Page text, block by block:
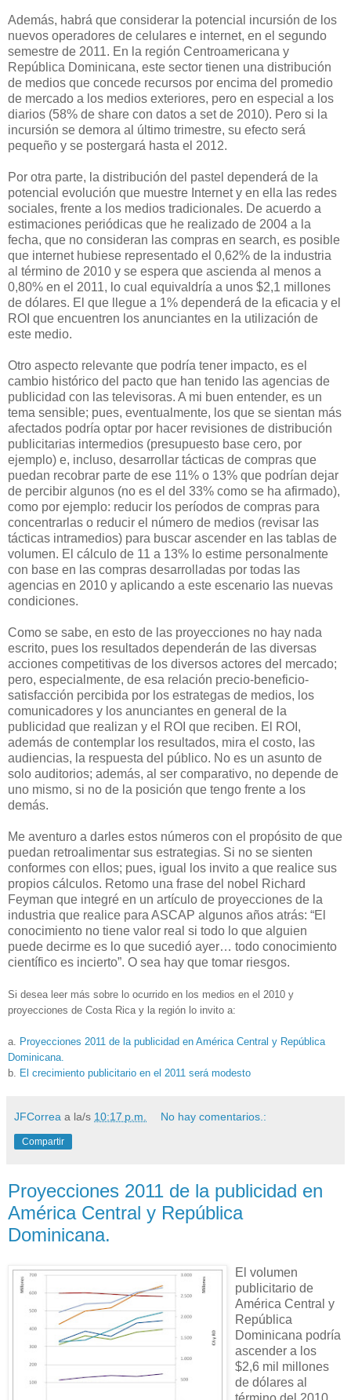
Además, habrá que considerar la potencial incursión de los
nuevos operadores de celulares e internet, en el segundo
semestre de 2011. En la región Centroamericana y
República Dominicana, este sector tienen una distribución
de medios que concede recursos por encima del promedio
de mercado a los medios exteriores, pero en especial a los
diarios (58% de share con datos a set de 2010). Pero si la
incursión se demora al último trimestre, su efecto será
pequeño y se postergará hasta el 2012.
Por otra parte, la distribución del pastel dependerá de la
potencial evolución que muestre Internet y en ella las redes
sociales, frente a los medios tradicionales. De acuerdo a
estimaciones periódicas que he realizado de 2004 a la
fecha, que no consideran las compras en search, es posible
que internet hubiese representado el 0,62% de la industria
al término de 2010 y se espera que ascienda al menos a
0,80% en el 2011, lo cual equivaldría a unos $2,1 millones
de dólares. El que llegue a 1% dependerá de la eficacia y el
ROI que encuentren los anunciantes en la utilización de
este medio.
Otro aspecto relevante que podría tener impacto, es el
cambio histórico del pacto que han tenido las agencias de
publicidad con las televisoras. A mi buen entender, es un
tema sensible; pues, eventualmente, los que se sientan más
afectados podría optar por hacer revisiones de distribución
publicitarias intermedios (presupuesto base cero, por
ejemplo) e, incluso, desarrollar tácticas de compras que
puedan recobrar parte de ese 11% o 13% que podrían dejar
de percibir algunos (no es el del 33% como se ha afirmado),
como por ejemplo: reducir los períodos de compras para
concentrarlas o reducir el número de medios (revisar las
tácticas intramedios) para buscar ascender en las tablas de
volumen. El cálculo de 11 a 13% lo estime personalmente
con base en las compras desarrolladas por todas las
agencias en 2010 y aplicando a este escenario las nuevas
condiciones.
Como se sabe, en esto de las proyecciones no hay nada
escrito, pues los resultados dependerán de las diversas
acciones competitivas de los diversos actores del mercado;
pero, especialmente, de esa relación precio-beneficio-
satisfacción percibida por los estrategas de medios, los
comunicadores y los anunciantes en general de la
publicidad que realizan y el ROI que reciben. El ROI,
además de contemplar los resultados, mira el costo, las
audiencias, la respuesta del público. No es un asunto de
solo auditorios; además, al ser comparativo, no depende de
uno mismo, si no de la posición que tengo frente a los
demás.
Me aventuro a darles estos números con el propósito de que
puedan retroalimentar sus estrategias. Si no se sienten
conformes con ellos; pues, igual los invito a que realice sus
propios cálculos. Retomo una frase del nobel Richard
Feyman que integré en un artículo de proyecciones de la
industria que realice para ASCAP algunos años atrás: “El
conocimiento no tiene valor real si todo lo que alguien
puede decirme es lo que sucedió ayer… todo conocimiento
científico es incierto”. O sea hay que tomar riesgos.
Si desea leer más sobre lo ocurrido en los medios en el 2010 y
proyecciones de Costa Rica y la región lo invito a:
a.
Proyecciones 2011 de la publicidad en América Central y República
Dominicana.
b.
El crecimiento publicitario en el 2011 será modesto
JFCorrea a la/s 10:17 p.m. No hay comentarios.:
Compartir
Proyecciones 2011 de la publicidad en
América Central y República
Dominicana.
El volumen
publicitario de
América Central y
República
Dominicana podría
ascender a los
$2,6 mil millones
de dólares al